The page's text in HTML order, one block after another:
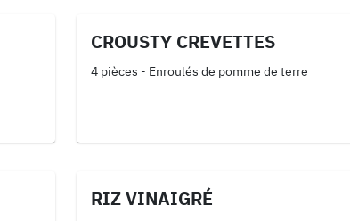
CROUSTY CREVETTES
4 pièces - Enroulés de pomme de terre
RIZ VINAIGRÉ